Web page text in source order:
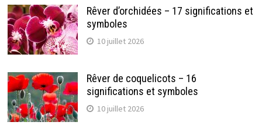
Rêver d’orchidées – 17 significations et
symboles
10 juillet 2026
Rêver de coquelicots – 16
significations et symboles
10 juillet 2026